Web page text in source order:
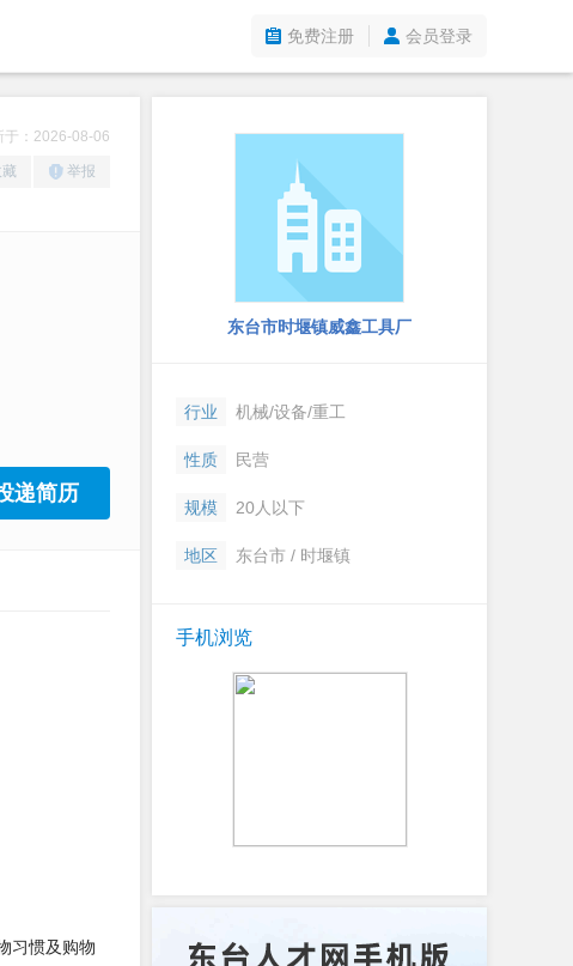
免费注册 会员登录
于：2026-08-06
举报
递简历
习惯及购物
东台市时堰镇威鑫工具厂
行业 机械/设备/重工
性质 民营
规模 20人以下
地区 东台市 / 时堰镇
手机浏览